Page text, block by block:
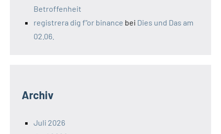
Betroffenheit
registrera dig f"or binance bei Dies und Das am
02.06.
Archiv
Juli 2026